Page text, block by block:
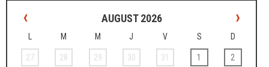
‹ AUGUST 2026 ›
L M M J V S D
27 28 29 30 31 1 2